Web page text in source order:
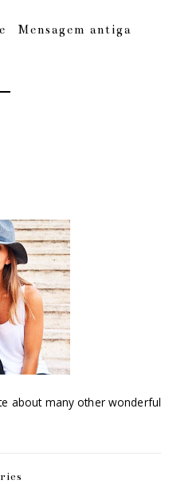
Mensagem antiga
about many other wonderful